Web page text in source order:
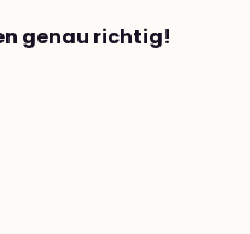
genau richtig!